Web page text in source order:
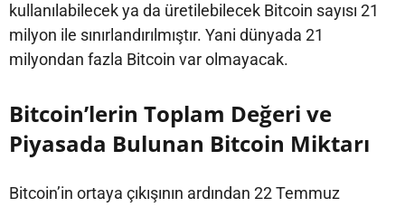
kullanılabilecek ya da üretilebilecek Bitcoin sayısı 21
milyon ile sınırlandırılmıştır. Yani dünyada 21
milyondan fazla Bitcoin var olmayacak.
Bitcoin’lerin Toplam Değeri ve
Piyasada Bulunan Bitcoin Miktarı
Bitcoin’in ortaya çıkışının ardından 22 Temmuz